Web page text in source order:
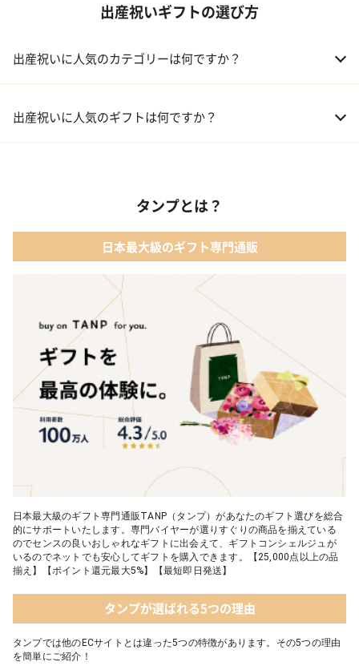
出産祝いギフトの選び方
出産祝いに人気のカテゴリーは何ですか？
02 ベビー寝具・家具
04 ベビー・キッズファッション
06 タオル
出産祝いに人気のギフトは何ですか？
02 【名入れギフト】音いっぱい積み木｜エド・インター
03 ママズケア セレクトボックス｜モディッシュ
04 フレイバーおむつケーキ｜AIRIM baby（アイリムベビー）
05 Chouette フード付きバスタオル&ハンカチセット｜コンテッ
タンプとは？
日本最大級のギフト専門通販
日本最大級のギフト専門通販TANP（タンプ）があなたのギフト選びを総合
的にサポートいたします。専門バイヤーが選りすぐりの商品を揃えている
のでセンスの良いおしゃれなギフトに出会えて、ギフトコンシェルジュが
いるのでネットでも安心してギフトを購入できます。【25,000点以上の品
揃え】【ポイント還元最大5%】【最短即日発送】
タンプが選ばれる5つの理由
タンプでは他のECサイトとは違った5つの特徴があります。その5つの理由
を簡単にご紹介！